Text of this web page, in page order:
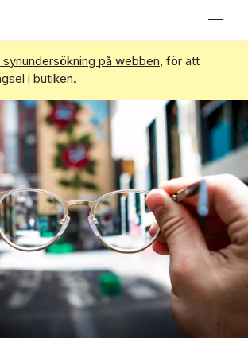
på webben, för att
i butiken.